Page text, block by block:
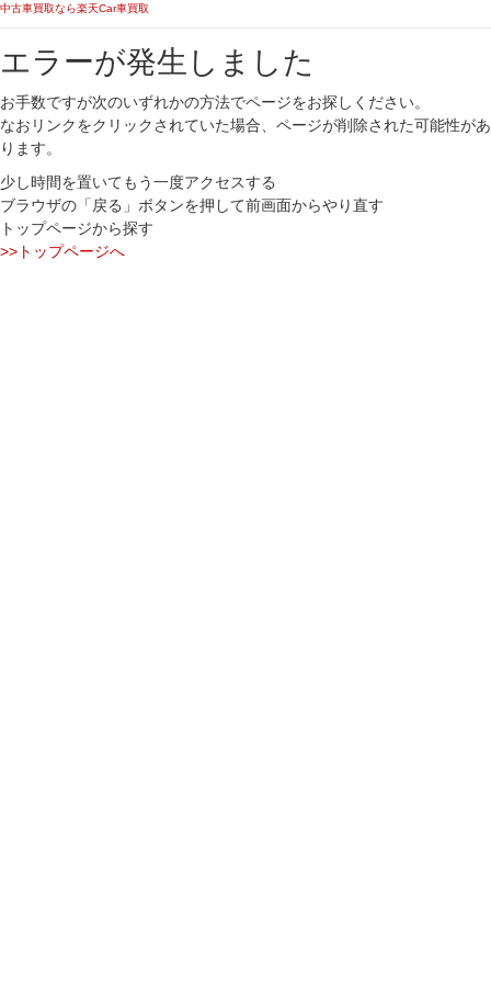
中古車買取なら楽天Car車買取
エラーが発生しました
お手数ですが次のいずれかの方法でページをお探しください。
なおリンクをクリックされていた場合、ページが削除された可能性があ
ります。
少し時間を置いてもう一度アクセスする
ブラウザの「戻る」ボタンを押して前画面からやり直す
トップページから探す
>>トップページへ